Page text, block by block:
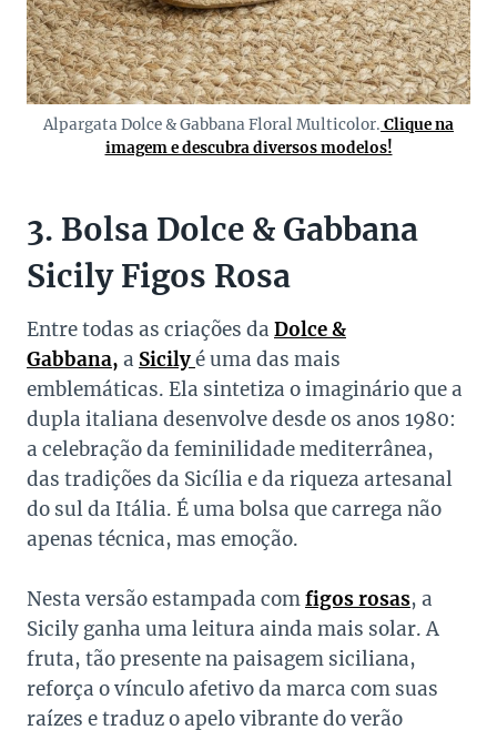
Alpargata Dolce & Gabbana Floral Multicolor. Clique na
imagem e descubra diversos modelos!
3. Bolsa Dolce & Gabbana
Sicily Figos Rosa
Entre todas as criações da Dolce &
Gabbana, a Sicilyé uma das mais
emblemáticas. Ela sintetiza o imaginário que a
dupla italiana desenvolve desde os anos 1980:
a celebração da feminilidade mediterrânea,
das tradições da Sicília e da riqueza artesanal
do sul da Itália. É uma bolsa que carrega não
apenas técnica, mas emoção.
Nesta versão estampada comfigos rosas, a
Sicily ganha uma leitura ainda mais solar. A
fruta, tão presente na paisagem siciliana,
reforça o vínculo afetivo da marca com suas
raízes e traduz o apelo vibrante do verão